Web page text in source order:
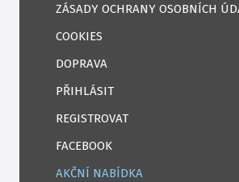
ZÁSADY OCHRANY OSOBNÍCH
COOKIES
DOPRAVA
PŘIHLÁSIT
REGISTROVAT
FACEBOOK
AKČNÍ NABÍDKA